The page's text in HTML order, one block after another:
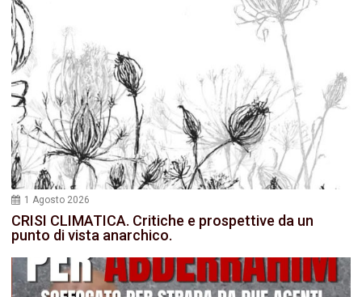
1 Agosto 2026
CRISI CLIMATICA. Critiche e prospettive da un
punto di vista anarchico.